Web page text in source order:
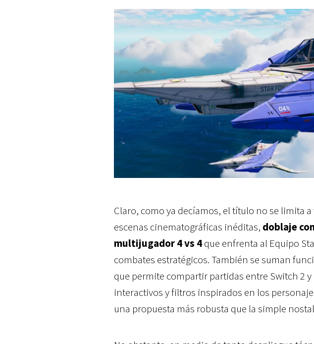
Claro, como ya decíamos, el título no se limita
escenas cinematográficas inéditas, doblaje
multijugador 4 vs 4que enfrenta al Equipo
combates estratégicos. También se suman
que permite compartir partidas entre Switch 2
interactivos y filtros inspirados en los
una propuesta más robusta que la simple